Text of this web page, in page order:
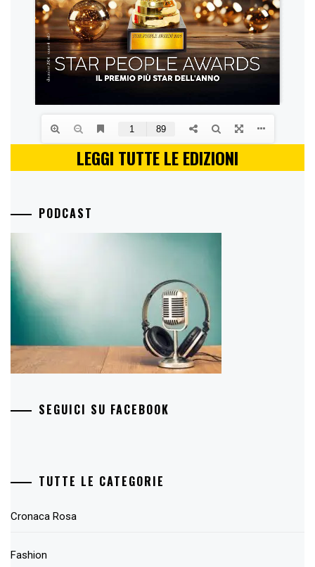
LEGGI TUTTE LE EDIZIONI
PODCAST
SEGUICI SU FACEBOOK
TUTTE LE CATEGORIE
Cronaca Rosa
Fashion